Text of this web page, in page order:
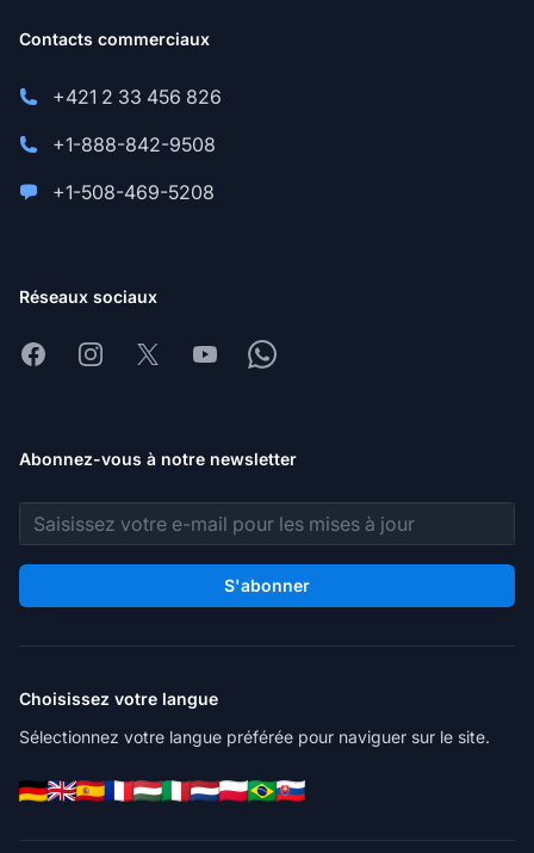
Contacts commerciaux
+421 2 33 456 826
+1-888-842-9508
+1-508-469-5208
Réseaux sociaux
FacebookInstagram
X YoutubeWhatsapp
Abonnez-vous à notre newsletter
Adresse e-mail
S'abonner
Choisissez votre langue
Sélectionnez votre langue préférée pour naviguer sur le site.